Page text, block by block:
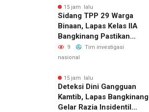
15 jam lalu
Sidang TPP 29 Warga
Binaan, Lapas Kelas IIA
Bangkinang Pastikan
Layanan Integrasi Gratis
Dan Transparan
9
Tim investigasi
nasional
15 jam lalu
Deteksi Dini Gangguan
Kamtib, Lapas Bangkinang
Gelar Razia Insidentil